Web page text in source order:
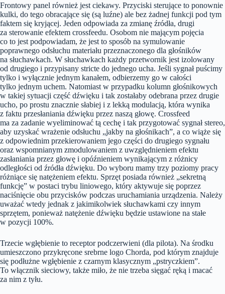
Frontowy panel również jest ciekawy. Przyciski sterujące to ponownie
kulki, do tego obracające się (są luźne) ale bez żadnej funkcji pod tym
faktem się kryjącej. Jeden odpowiada za zmianę źródła, drugi
za sterowanie efektem crossfeedu. Osobom nie mającym pojęcia
co to jest podpowiadam, że jest to sposób na symulowanie
poprawnego odsłuchu materiału przeznaczonego dla głośników
na słuchawkach. W słuchawkach każdy przetwornik jest izolowany
od drugiego i przypisany stricte do jednego ucha. Jeśli sygnał puścimy
tylko i wyłącznie jednym kanałem, odbierzemy go w całości
tylko jednym uchem. Natomiast w przypadku kolumn głośnikowych
w takiej sytuacji część dźwięku i tak zostałaby odebrana przez drugie
ucho, po prostu znacznie słabiej i z lekką modulacją, która wynika
z faktu przesłaniania dźwięku przez naszą głowę. Crossfeed
ma za zadanie wyeliminować tą cechę i tak przygotować sygnał stereo,
aby uzyskać wrażenie odsłuchu „jakby na głośnikach”, a co wiąże się
z odpowiednim przekierowaniem jego części do drugiego sygnału
oraz wspomnianym zmodulowaniem z uwzględnieniem efektu
zasłaniania przez głowę i opóźnieniem wynikającym z różnicy
odległości od źródła dźwięku. Do wyboru mamy trzy poziomy pracy
różniące się natężeniem efektu. Sprzęt posiada również „sekretną
funkcję” w postaci trybu liniowego, który aktywuje się poprzez
naciśnięcie obu przycisków podczas uruchamiania urządzenia. Należy
uważać wtedy jednak z jakimikolwiek słuchawkami czy innym
sprzętem, ponieważ natężenie dźwięku będzie ustawione na stałe
w pozycji 100%.
Trzecie wgłębienie to receptor podczerwieni (dla pilota). Na środku
umieszczono przykręcone srebrne logo Chorda, pod którym znajduje
się podłużne wgłębienie z czarnym klasycznym „pstryczkiem”.
To włącznik sieciowy, także miło, że nie trzeba sięgać ręką i macać
za nim z tyłu.